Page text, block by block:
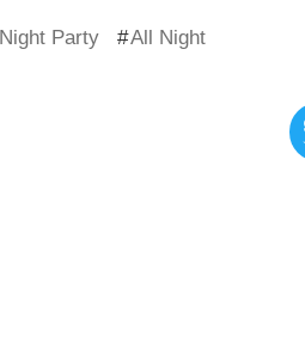
Night Party All Night